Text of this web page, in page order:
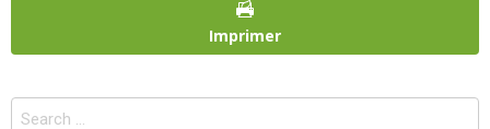
Imprimer
Search